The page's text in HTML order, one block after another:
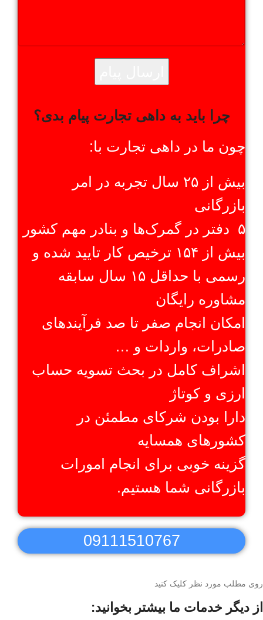
چرا باید به داهی تجارت پیام بدی؟
چون ما در داهی تجارت با:
بیش از ۲۵ سال تجربه در امر
بازرگانی
۵ دفتر در گمرک‌ها و بنادر مهم کشور
بیش از ۱۵۴ ترخیص کار تایید شده و
رسمی با حداقل ۱۵ سال سابقه
مشاوره رایگان
امکان انجام صفر تا صد فرآیند‌های
صادرات، واردات و …
اشراف کامل در بحث تسویه حساب
ارزی و کوتاژ
دارا بودن شرکای مطمئن در
کشور‌های همسایه
گزینه خوبی برای انجام امورات
بازرگانی شما هستیم.
09111510767
روی مطلب مورد نظر کلیک کنید
از دیگر خدمات ما بیشتر بخوانید: